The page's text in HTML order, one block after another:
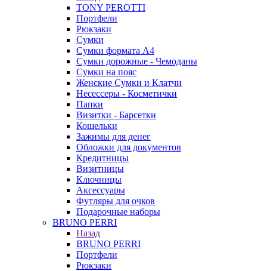
TONY PEROTTI
Портфели
Рюкзаки
Сумки
Сумки формата А4
Сумки дорожные - Чемоданы
Сумки на пояс
Женские Сумки и Клатчи
Несессеры - Косметички
Папки
Визитки - Барсетки
Кошельки
Зажимы для денег
Обложки для документов
Кредитницы
Визитницы
Ключницы
Аксессуары
Футляры для очков
Подарочные наборы
BRUNO PERRI
Назад
BRUNO PERRI
Портфели
Рюкзаки